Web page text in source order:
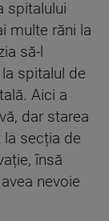
spitalului
multe răni la
să-l
spitalul de
Aici a
dar starea
secția de
însă
nevoie